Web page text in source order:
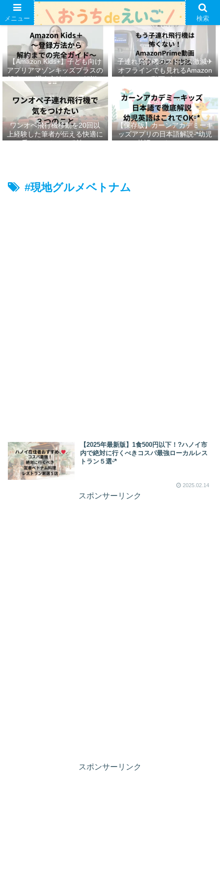
【Amazon Kids+】子ども向け
アプリアマゾンキッズプラスの
設定から退会方法までを解説ᵕ̈*
子連れ飛行機のストレス激減✈︎
オフラインでも見れるAmazon
プライムの動画ダウンロード方
ワンオペ飛行機移動を20回以
上経験した筆者が伝える快適に
乗りきるための秘訣ᵕ̈*
【保存版】カーンアカデミーキ
ッズアプリの日本語解説ᵕ̈*幼児
英語はこれでOKᵕ̈*
#現地グルメベトナム
【2025年最新版】1食500円以下！?ハノイ市
内で絶対に行くべきコスパ最強ローカルレス
トラン５選ᵕ̈*
2025.02.14
スポンサーリンク
スポンサーリンク
メニュー 検索